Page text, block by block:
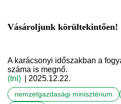
Vásároljunk körültekintően!
A karácsonyi időszakban a
száma is megnő.
(tnl)
| 2025.12.22.
nemzetgazdasági minisztérium